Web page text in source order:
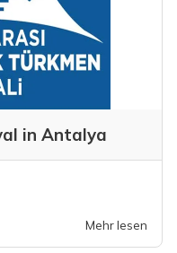
in Antalya
Mehr lesen